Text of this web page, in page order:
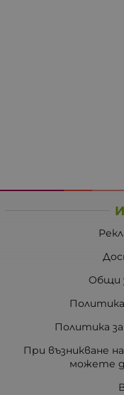
Общи
Политика
При възникване
можете